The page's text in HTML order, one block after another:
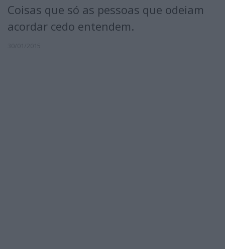
Coisas que só as pessoas que odeiam
acordar cedo entendem.